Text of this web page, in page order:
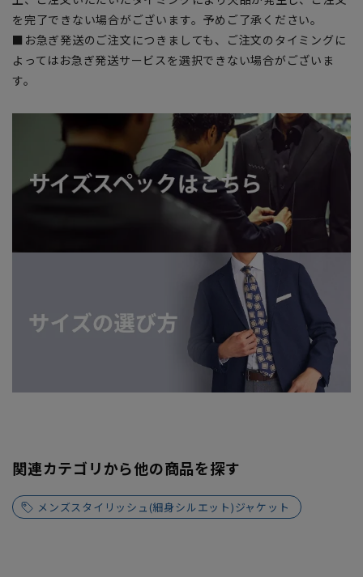
を完了できない場合がございます。予めご了承ください。
■お急ぎ発送のご注文につきましても、ご注文のタイミングに
よってはお急ぎ発送サービスを選択できない場合がございま
す。
関連カテゴリから他の商品を探す
メンズスタイリッシュ(細身シルエット)ジャケット